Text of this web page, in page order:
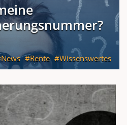
News
Rente Wissenswertes